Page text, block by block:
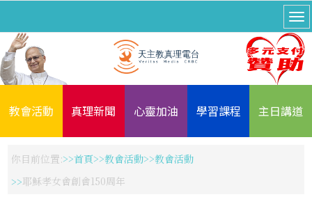
教會活動 真理新聞 心靈加油 學習課程 主日講道
你目前位置: 首頁 教會活動
教會活動
耶穌孝女會創會150周年